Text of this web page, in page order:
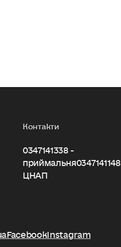
Контакти
0347141338 -
приймальня
ЦНАП
FacebookInstagram